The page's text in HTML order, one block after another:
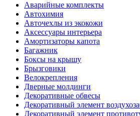
Аварийные комплекты
Автохимия
Авточехлы из экокожи
Аксессуары интерьера
Амортизаторы капота
Багажник
Боксы на крышу
Брызговики
Велокрепления
Дверные молдинги
Декоративные обвесы
Декоративный элемент
Декоративный элемент